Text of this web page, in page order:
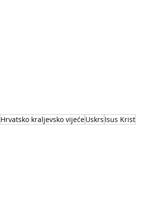
Hrvatsko kraljevsko vijećeUskrs Isus Krist